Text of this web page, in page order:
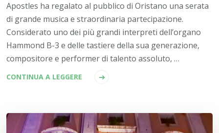
Apostles ha regalato al pubblico di Oristano una serata
di grande musica e straordinaria partecipazione.
Considerato uno dei più grandi interpreti dell’organo
Hammond B-3 e delle tastiere della sua generazione,
compositore e performer di talento assoluto, …
CONTINUA A LEGGERE